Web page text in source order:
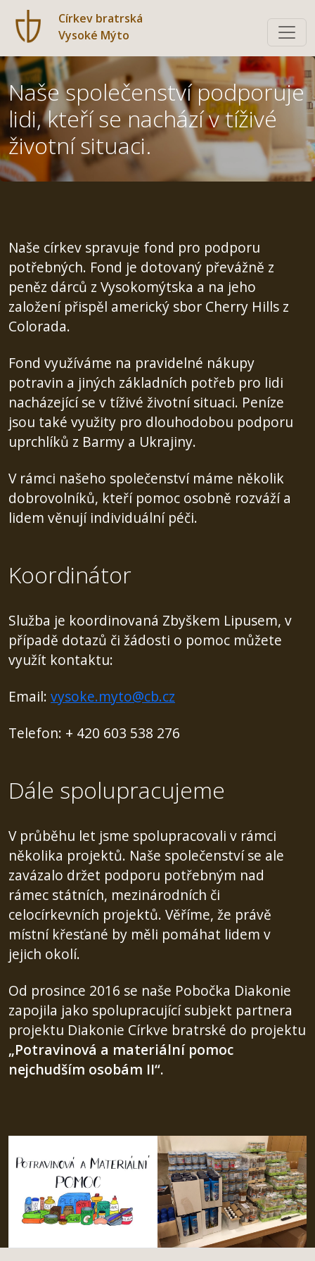
Církev bratrská
Vysoké Mýto
Naše společenství podporuje
lidi, kteří se nachází v tíživé
životní situaci.
Naše církev spravuje fond pro podporu
potřebných. Fond je dotovaný převážně z
peněz dárců z Vysokomýtska a na jeho
založení přispěl americký sbor Cherry Hills z
Colorada.
Fond využíváme na pravidelné nákupy
potravin a jiných základních potřeb pro lidi
nacházející se v tíživé životní situaci. Peníze
jsou také využity pro dlouhodobou podporu
uprchlíků z Barmy a Ukrajiny.
V rámci našeho společenství máme několik
dobrovolníků, kteří pomoc osobně rozváží a
lidem věnují individuální péči.
Koordinátor
Služba je koordinovaná Zbyškem Lipusem, v
případě dotazů či žádosti o pomoc můžete
využít kontaktu:
Email: vysoke.myto@cb.cz
Telefon: + 420 603 538 276
Dále spolupracujeme
V průběhu let jsme spolupracovali v rámci
několika projektů. Naše společenství se ale
zavázalo držet podporu potřebným nad
rámec státních, mezinárodních či
celocírkevních projektů. Věříme, že právě
místní křesťané by měli pomáhat lidem v
jejich okolí.
Od prosince 2016 se naše Pobočka Diakonie
zapojila jako spolupracující subjekt partnera
projektu Diakonie Církve bratrské do projektu
„Potravinová a materiální pomoc
nejchudším osobám II“.